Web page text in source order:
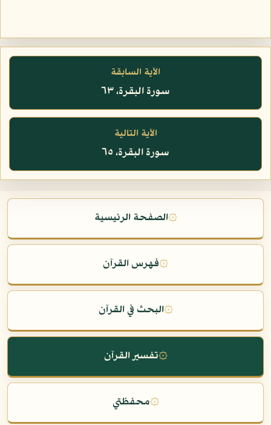
الآية السابقة
سورة البقرة، ٦٣
الآية التالية
سورة البقرة، ٦٥
۞الصفحة الرئيسية
۞فهرس القرآن
۞البحث في القرآن
۞تفسير القرآن
۞محفظتي